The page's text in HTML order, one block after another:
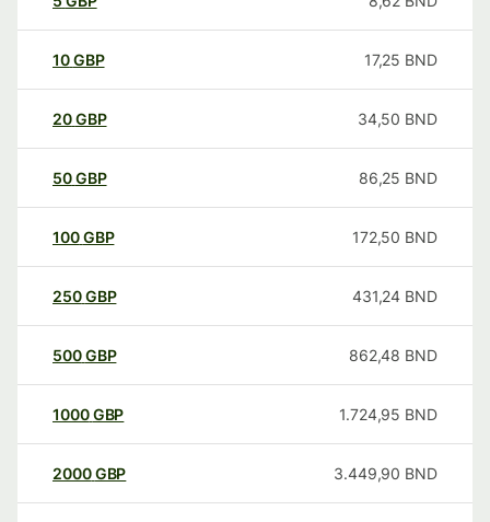
10GBP 17,25 BND
20GBP 34,50 BND
50GBP 86,25 BND
100GBP 172,50 BND
250GBP 431,24 BND
500GBP 862,48 BND
1000GBP 1.724,95 BND
2000GBP 3.449,90 BND